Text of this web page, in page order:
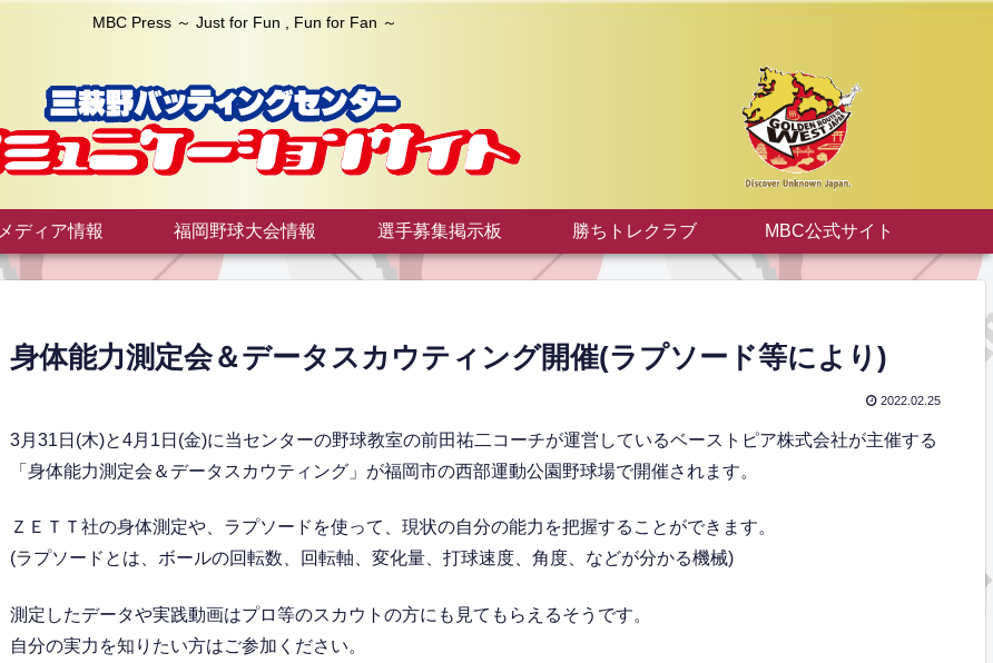
MBC Press ～ Just for Fun , Fun for Fan ～
メディア情報 福岡野球大会情報 選手募集掲示板 勝ちトレクラブ MBC公式サイト
身体能力測定会＆データスカウティング開催(ラプソード等により)
2022.02.25
3月31日(木)と4月1日(金)に当センターの野球教室の前田祐二コーチが運営しているベーストピア株式会社が主催する
「身体能力測定会＆データスカウティング」が福岡市の西部運動公園野球場で開催されます。
ＺＥＴＴ社の身体測定や、ラプソードを使って、現状の自分の能力を把握することができます。
(ラプソードとは、ボールの回転数、回転軸、変化量、打球速度、角度、などが分かる機械)
測定したデータや実践動画はプロ等のスカウトの方にも見てもらえるそうです。
自分の実力を知りたい方はご参加ください。